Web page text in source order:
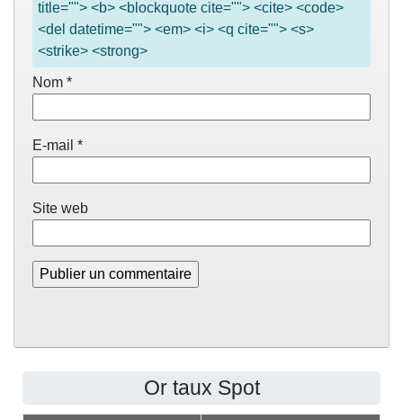
title=""> <b> <blockquote cite=""> <cite> <code>
<del datetime=""> <em> <i> <q cite=""> <s>
<strike> <strong>
Nom *
E-mail *
Site web
Or taux Spot